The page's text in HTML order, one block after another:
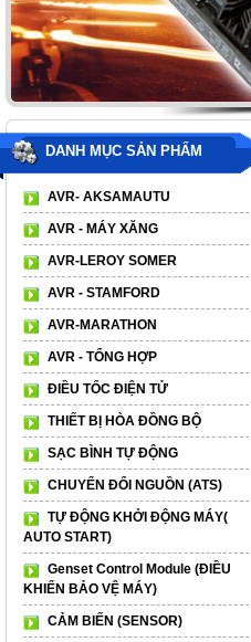
DANH MỤC SẢN PHẨM
AVR- AKSAMAUTU
AVR - MÁY XĂNG
AVR-LEROY SOMER
AVR - STAMFORD
AVR-MARATHON
AVR - TỔNG HỢP
ĐIỀU TỐC ĐIỆN TỬ
THIẾT BỊ HÒA ĐỒNG BỘ
SẠC BÌNH TỰ ĐỘNG
CHUYỂN ĐỔI NGUỒN (ATS)
TỰ ĐỘNG KHỞI ĐỘNG MÁY(
AUTO START)
Genset Control Module (ĐIỀU
KHIỂN BẢO VỆ MÁY)
CẢM BIẾN (SENSOR)